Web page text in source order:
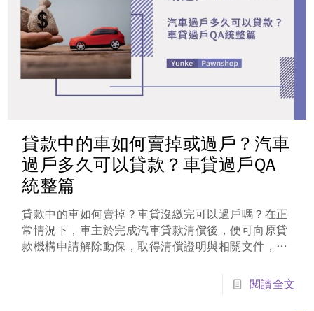
貸款中的車如何賣掉或過戶？汽車
過戶多久可以貸款？車貸過戶QA
統整篇
貸款中的車如何賣掉？車貸沒繳完可以過戶嗎？在正
常情況下，車主於完成汽車貸款清償後，便可向原貸
款機構申請解除動保，取得清償證明與相關文件，進
許多人會遇到如文件不齊、貸款尚未註銷、或是貸款
與車主名義不一致等問題，導致過戶流程卡關，在這
閱讀全文